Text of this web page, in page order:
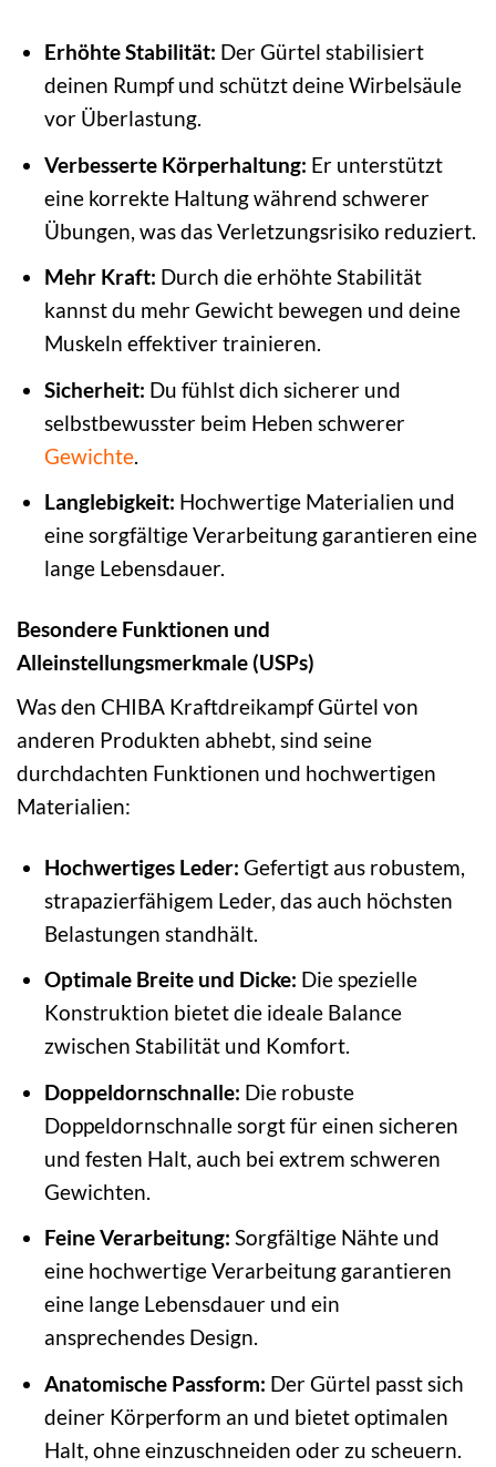
Erhöhte Stabilität: Der Gürtel stabilisiert
deinen Rumpf und schützt deine Wirbelsäule
vor Überlastung.
Verbesserte Körperhaltung: Er unterstützt
eine korrekte Haltung während schwerer
Übungen, was das Verletzungsrisiko reduziert.
Mehr Kraft: Durch die erhöhte Stabilität
kannst du mehr Gewicht bewegen und deine
Muskeln effektiver trainieren.
Sicherheit: Du fühlst dich sicherer und
selbstbewusster beim Heben schwerer
Gewichte.
Langlebigkeit: Hochwertige Materialien und
eine sorgfältige Verarbeitung garantieren eine
lange Lebensdauer.
Besondere Funktionen und
Alleinstellungsmerkmale (USPs)
Was den CHIBA Kraftdreikampf Gürtel von
anderen Produkten abhebt, sind seine
durchdachten Funktionen und hochwertigen
Materialien:
Hochwertiges Leder: Gefertigt aus robustem,
strapazierfähigem Leder, das auch höchsten
Belastungen standhält.
Optimale Breite und Dicke: Die spezielle
Konstruktion bietet die ideale Balance
zwischen Stabilität und Komfort.
Doppeldornschnalle: Die robuste
Doppeldornschnalle sorgt für einen sicheren
und festen Halt, auch bei extrem schweren
Gewichten.
Feine Verarbeitung: Sorgfältige Nähte und
eine hochwertige Verarbeitung garantieren
eine lange Lebensdauer und ein
ansprechendes Design.
Anatomische Passform: Der Gürtel passt sich
deiner Körperform an und bietet optimalen
Halt, ohne einzuschneiden oder zu scheuern.